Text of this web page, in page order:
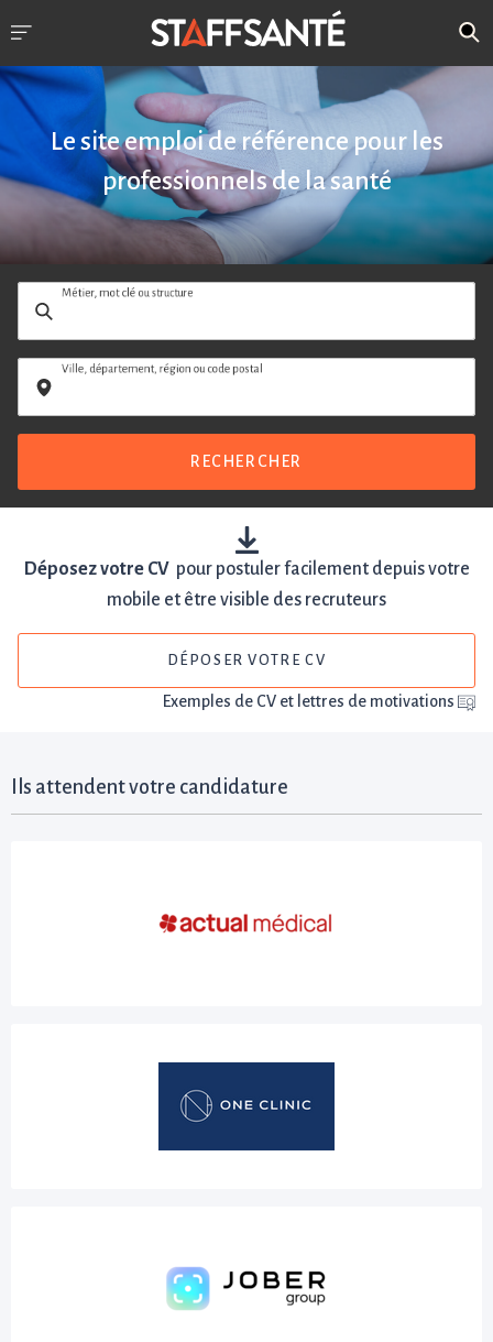
Le site emploi de référence pour les
professionnels de la santé
Métier, mot clé ou structure
Ville, département, région ou code postal
RECHERCHER
Déposez votre CVpour postuler facilement depuis votre
mobile et être visible des recruteurs
DÉPOSER VOTRE CV
Exemples de CV et lettres de motivations
Ils attendent votre candidature